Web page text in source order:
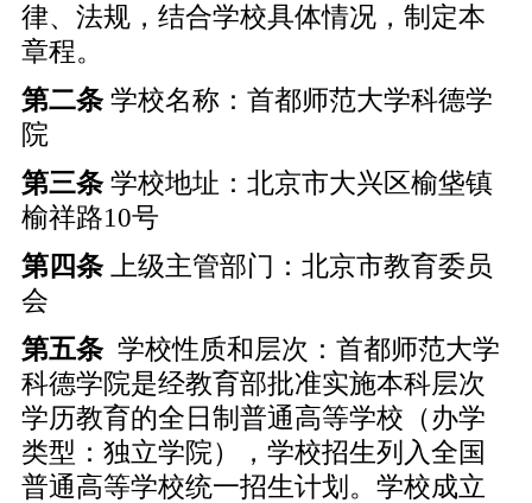
律、法规，结合学校具体情况，制定本
章程。
第二条 学校名称：首都师范大学科德学
院
第三条 学校地址：北京市大兴区榆垡镇
榆祥路10号
第四条
上级主管部门：北京市教育委员
会
第五条 学校性质和层次：首都师范大学
科德学院是经教育部批准实施本科层次
学历教育的全日制普通高等学校（办学
类型：独立学院），学校招生列入全国
普通高等学校统一招生计划。学校成立